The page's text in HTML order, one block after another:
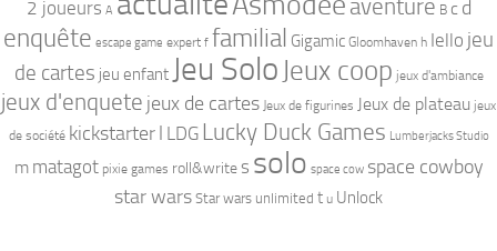
2 joueurs A aventure B c d
enquête escape game expert f familial Gigamic Gloomhaven h Iello jeu
de cartes jeu enfant Jeu Solo Jeux coop jeux d'ambiance
jeux d'enquete jeux de cartes Jeux de figurines Jeux de plateau jeux
de société kickstarter l LDG Lucky Duck Games Lumberjacks Studio
m matagot pixie games roll&write s solo space cow space cowboy
star wars Star wars unlimited t u Unlock